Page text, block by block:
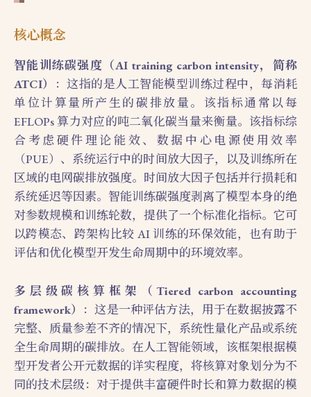
核心概念
智能训练碳强度（AI training carbon intensity，简称
ATCI）
：这指的是人工智能模型训练过程中，每消耗
单位计算量所产生的碳排放量。该指标通常以每
EFLOPs 算力对应的吨二氧化碳当量来衡量。该指标综
合考虑硬件理论能效、数据中心电源使用效率
（PUE）、系统运行中的时间放大因子，以及训练所在
区域的电网碳排放强度。时间放大因子包括并行损耗和
系统延迟等因素。智能训练碳强度剥离了模型本身的绝
对参数规模和训练轮数，提供了一个标准化指标。它可
以跨模态、跨架构比较 AI 训练的环保效能，也有助于
评估和优化模型开发生命周期中的环境效率。
多层级碳核算框架（Tiered carbon accounting
framework）
：这是一种评估方法，用于在数据披露不
完整、质量参差不齐的情况下，系统性量化产品或系统
全生命周期的碳排放。在人工智能领域，该框架根据模
型开发者公开元数据的详实程度，将核算对象划分为不
同的技术层级：对于提供丰富硬件时长和算力数据的模